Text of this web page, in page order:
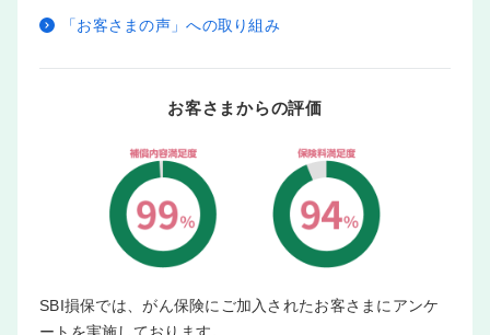
「お客さまの声」への取り組み
お客さまからの評価
SBI損保では、がん保険にご加入されたお客さまにアンケ